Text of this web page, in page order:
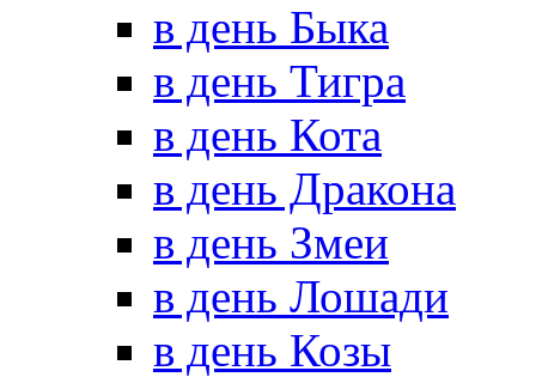
в день Быка
в день Тигра
в день Кота
в день Дракона
в день Змеи
в день Лошади
в день Козы